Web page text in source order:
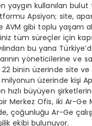
yaygın kullanılan bulut
Apsiyon; site,
AVM gibi toplu yaşam
tüm süreçler için
bu yana
yöneticilerine ve
binin üzerinde site ve
üzerinde kişi
hızlı büyüyen
Merkez Ofis, iki Ar-Ge
çoğunluğu Ar-Ge
ekibi bulunuyor.